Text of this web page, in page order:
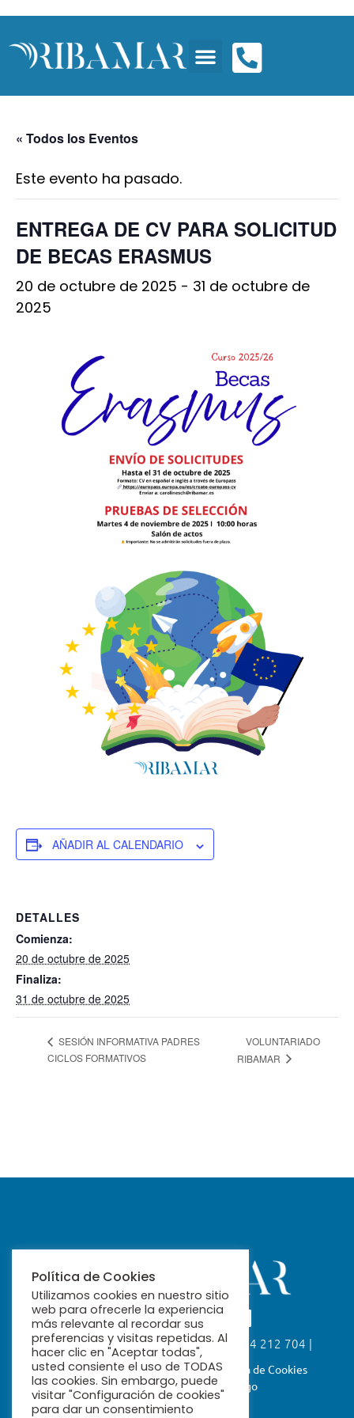
« Todos los Eventos
Este evento ha pasado.
ENTREGA DE CV PARA SOLICITUD
DE BECAS ERASMUS
20 de octubre de 2025 - 31 de octubre de
2025
AÑADIR AL CALENDARIO
DETALLES
Comienza:
20 de octubre de 2025
Finaliza:
31 de octubre de 2025
SESIÓN INFORMATIVA PADRES
CICLOS FORMATIVOS
VOLUNTARIADO
RIBAMAR
Calle Fabiola, 26. 41004 Sevilla | 954 212 704 |
ribamar@ribamar.org
Aviso LegalPolítica de PrivacidadPolítica de Cookies
Términos y Condiciones de Pago
Política de Cookies
Utilizamos cookies en nuestro sitio
web para ofrecerle la experiencia
más relevante al recordar sus
preferencias y visitas repetidas. Al
hacer clic en "Aceptar todas",
usted consiente el uso de TODAS
las cookies. Sin embargo, puede
visitar "Configuración de cookies"
para dar un consentimiento